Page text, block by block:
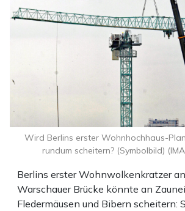
Berlins erster Wohnwolkenkratzer
Warschauer Brücke könnte an
Fledermäusen und Bibern scheitern:
Wird Berlins erster Wohnhochhaus-
rundum scheitern? (Symbolbild)